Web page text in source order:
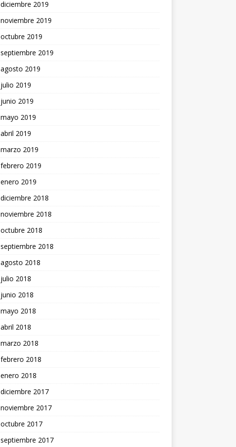
diciembre 2019
noviembre 2019
octubre 2019
septiembre 2019
agosto 2019
julio 2019
junio 2019
mayo 2019
abril 2019
marzo 2019
febrero 2019
enero 2019
diciembre 2018
noviembre 2018
octubre 2018
septiembre 2018
agosto 2018
julio 2018
junio 2018
mayo 2018
abril 2018
marzo 2018
febrero 2018
enero 2018
diciembre 2017
noviembre 2017
octubre 2017
septiembre 2017